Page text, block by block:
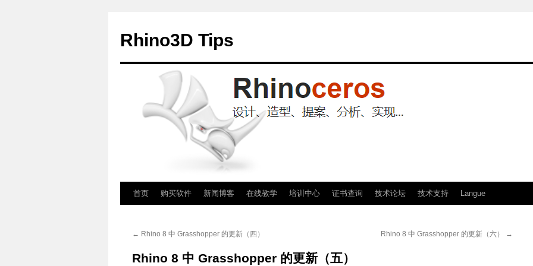
Rhino3D Tips
首页 购买软件 新闻博客 在线教学 培训中心 证书查询 技术论坛 技术支持 Langue
← Rhino 8 中 Grasshopper 的更新（四） Rhino 8 中 Grasshopper 的更新（六） →
Rhino 8 中 Grasshopper 的更新（五）